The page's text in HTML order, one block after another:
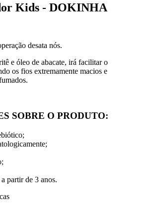
Kids - DOKINHA
desata nós.
e óleo de abacate, irá facilitar o
os fios extremamente macios e
SOBRE O PRODUTO:
partir de 3 anos.